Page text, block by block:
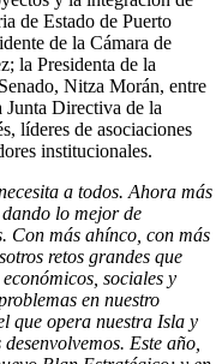
de Estado de Puerto
de la Cámara de
la Presidenta de la
Nitza Morán, entre
Junta Directiva de la
líderes de asociaciones
institucionales.
a todos. Ahora más
lo mejor de
Con más ahínco, con más
retos grandes que
sociales y
problemas en nuestro
que opera nuestra Isla y
Este año,